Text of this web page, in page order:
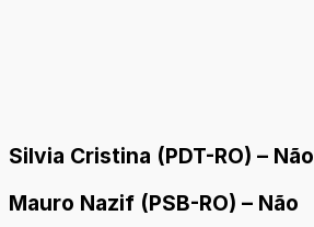
Silvia Cristina (PDT-RO) – Não
Mauro Nazif (PSB-RO) – Não